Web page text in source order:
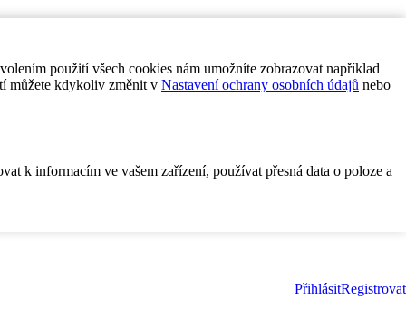
použití všech cookies nám umožníte zobrazovat například
můžete kdykoliv změnit v Nastavení ochrany osobních údajů nebo
k informacím ve vašem zařízení, používat přesná data o poloze a
PřihlásitRegistrovat